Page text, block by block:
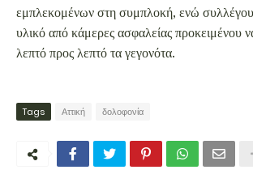
εμπλεκομένων στη συμπλοκή, ενώ
υλικό από κάμερες ασφαλείας προκειμένου
λεπτό προς λεπτό τα γεγονότα.
Tags Αττική δολοφονία